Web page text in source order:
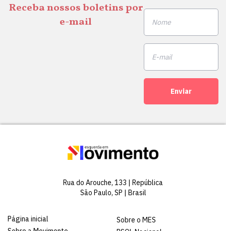
Receba nossos boletins por
e-mail
Enviar
Rua do Arouche, 133 | República
São Paulo, SP | Brasil
Página inicial
Sobre o MES